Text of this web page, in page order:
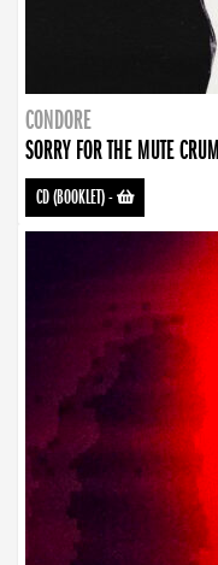
CONDORE
SORRY FOR THE MUTE
CD (BOOKLET)-